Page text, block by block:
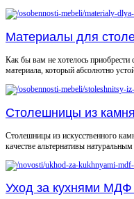
Материалы для
Как бы вам не хотелось приобрести
материала, который абсолютно
Столешницы из камня
Столешницы из искусственного
качестве альтернативы
Уход за кухнями